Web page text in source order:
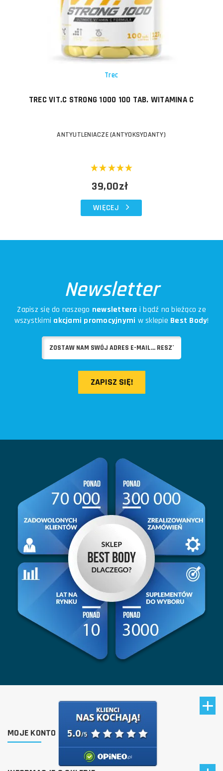
Trec
TREC VIT.C STRONG 1000 100 TAB. WITAMINA C
ANTYUTLENIACZE (ANTYOKSYDANTY)
39,00zł
WIĘCEJ
Newsletter
Zapisz się do naszego newslettera i bądź na bieżąco ze
wszystkimi akcjami promocyjnymi w sklepie Best Body!
ZAPISZ SIĘ!
MOJE KONTO